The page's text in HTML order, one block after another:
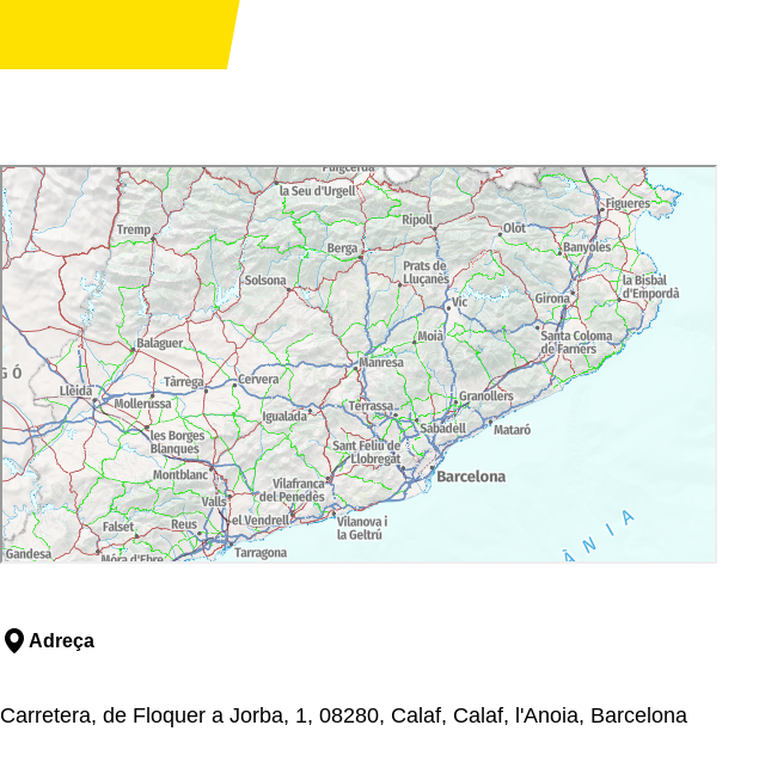
Adreça
Carretera, de Floquer a Jorba, 1, 08280, Calaf, Calaf, l'Anoia, Barcelona